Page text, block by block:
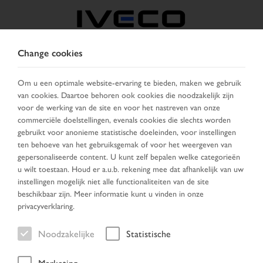
KIES LAND VERANDER TAAL
Toggle
navigation
MENU
Voertuig
Home
Change cookies
Om u een optimale website-ervaring te bieden, maken we gebruik
van cookies. Daartoe behoren ook cookies die noodzakelijk zijn
voor de werking van de site en voor het nastreven van onze
commerciële doelstellingen, evenals cookies die slechts worden
gebruikt voor anonieme statistische doeleinden, voor instellingen
ten behoeve van het gebruiksgemak of voor het weergeven van
gepersonaliseerde content. U kunt zelf bepalen welke categorieën
u wilt toestaan. Houd er a.u.b. rekening mee dat afhankelijk van uw
instellingen mogelijk niet alle functionaliteiten van de site
beschikbaar zijn. Meer informatie kunt u vinden in onze
privacyverklaring.
Noodzakelijke Statistische